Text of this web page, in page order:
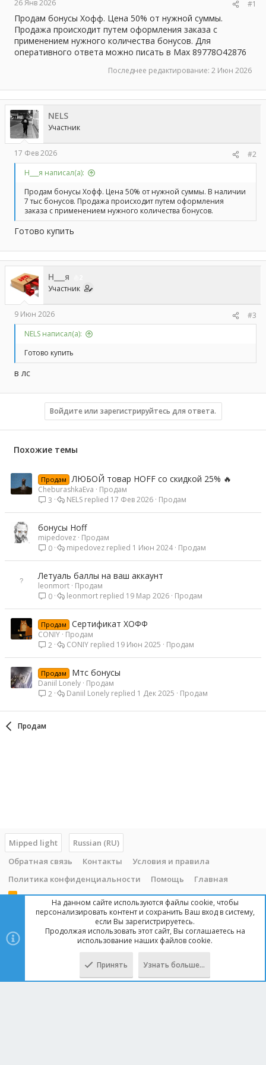
26 Янв 2026 #1
Продам бонусы Хофф. Цена 50% от нужной суммы.
Продажа происходит путем оформления заказа с
применением нужного количества бонусов. Для
оперативного ответа можно писать в Max 89778О42876
Последнее редактирование: 2 Июн 2026
NELS
Участник
17 Фев 2026
#2
Н___я написал(а):
Продам бонусы Хофф. Цена 50% от нужной суммы. В наличии
7 тыс бонусов. Продажа происходит путем оформления
заказа с применением нужного количества бонусов.
Готово купить
Н___я
Участник
9 Июн 2026
#3
NELS написал(а):
Готово купить
в лс
Войдите или зарегистрируйтесь для ответа.
Похожие темы
Продам ЛЮБОЙ товар HOFF со скидкой 25% 🔥
CheburashkaEva
Продам
3
Продам
17 Фев 2026
NELS
бонусы Hoff
mipedovez Продам
0
Продам
1 Июн 2024
mipedovez
Летуаль баллы на ваш аккаунт
leonmort Продам
0
Продам
19 Мар 2026
leonmort
Продам Сертификат ХОФФ
CONIY Продам
2
Продам
19 Июн 2025
CONIY
Продам Мтс бонусы
Daniil Lonely Продам
2
Продам
1 Дек 2025
Daniil Lonely
Продам
Mipped light
Russian (RU)
Обратная связь
Контакты
Условия и правила
Политика конфиденциальности
Помощь Главная
R
Copyright © 2014 - 2025, mipped.com. Все права защищены. При
копировании материала с сайта, обратная ссылка обязательна!
На данном сайте используются файлы cookie, чтобы
персонализировать контент и сохранить Ваш вход в систему,
если Вы зарегистрируетесь.
Продолжая использовать этот сайт, Вы соглашаетесь на
использование наших файлов cookie.
Принять Узнать больше…